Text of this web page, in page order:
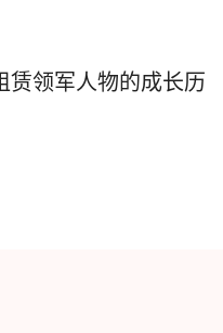
赁领军人物的成长历